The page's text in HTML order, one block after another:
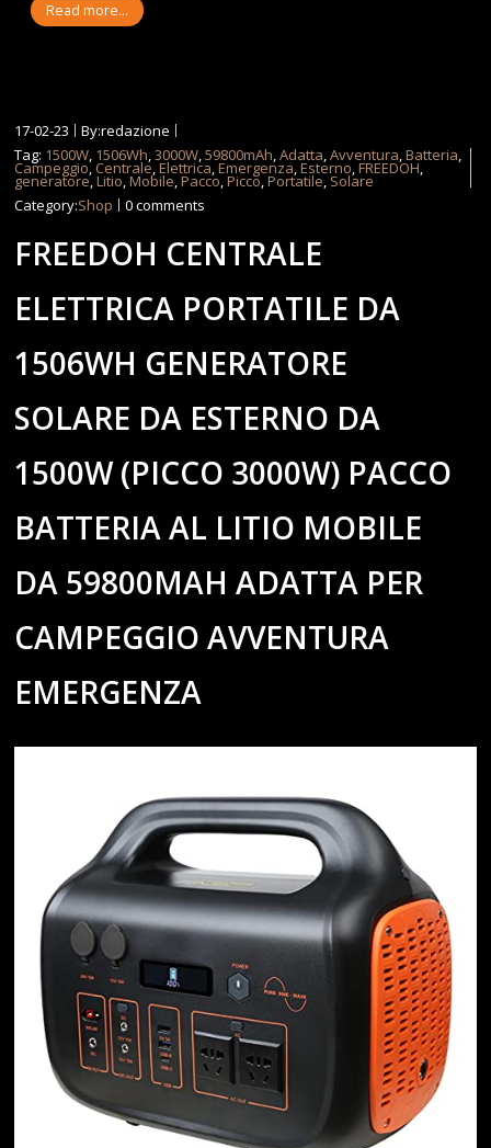
Read more...
17-02-23
By:redazione
Tag: 1500W, 1506Wh,3000W,59800mAh,Adatta,Avventura,Batteria,
Campeggio, Centrale,Elettrica,Emergenza,Esterno,FREEDOH,
generatore,Litio,Mobile,Pacco,Picco,Portatile, Solare
Category:Shop 0 comments
FREEDOH CENTRALE
ELETTRICA PORTATILE DA
1506WH GENERATORE
SOLARE DA ESTERNO DA
1500W (PICCO 3000W) PACCO
BATTERIA AL LITIO MOBILE
DA 59800MAH ADATTA PER
CAMPEGGIO AVVENTURA
EMERGENZA